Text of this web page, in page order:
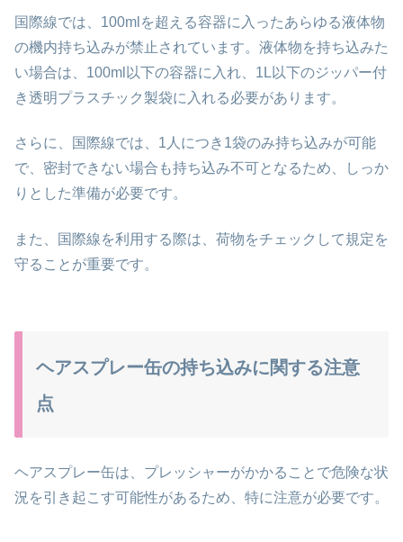
国際線では、100mlを超える容器に入ったあらゆる液体物
の機内持ち込みが禁止されています。液体物を持ち込みた
い場合は、100ml以下の容器に入れ、1L以下のジッパー付
き透明プラスチック製袋に入れる必要があります。
さらに、国際線では、1人につき1袋のみ持ち込みが可能
で、密封できない場合も持ち込み不可となるため、しっか
りとした準備が必要です。
また、国際線を利用する際は、荷物をチェックして規定を
守ることが重要です。
ヘアスプレー缶の持ち込みに関する注意
点
ヘアスプレー缶は、プレッシャーがかかることで危険な状
況を引き起こす可能性があるため、特に注意が必要です。